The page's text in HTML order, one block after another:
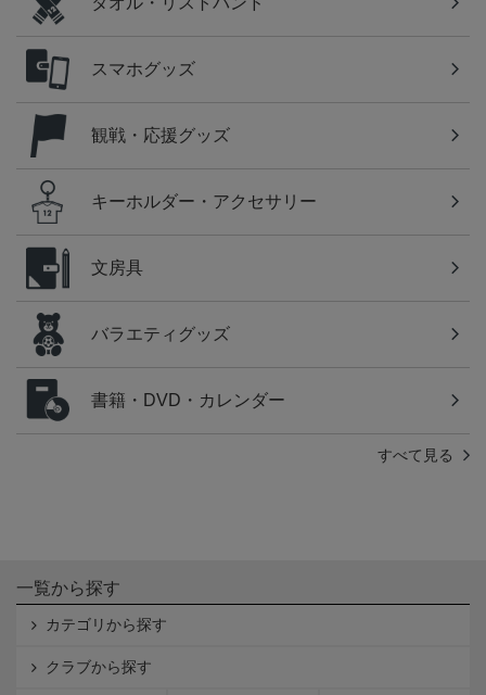
スマホグッズ
観戦・応援グッズ
キーホルダー・アクセサリー
文房具
バラエティグッズ
書籍・DVD・カレンダー
すべて見る
一覧から探す
カテゴリから探す
クラブから探す